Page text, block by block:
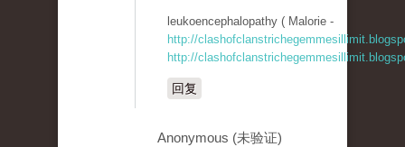
leukoencephalopathy ( Malorie -
http://
http://
回复
Anonymous (未验证)